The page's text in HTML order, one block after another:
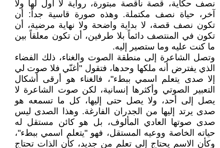
نصف حكاية، قصة ناقصة مبتورة، رواية لا أول لها ولا
آخر، حياة نصف مكتملة. وهذه صورة قاسية جداً: أن
تكون نصف قصة، لا بداية واضحة ولا نهاية مرضية، أن
تكون في المنتصف دائماً بلا طرفين، أن تكون معلقاً بين
ما كنت عليه وما ستصير إليه.
وتصل الشاعرة إلى منطقة الصوت والغناء، ذلك الفضاء
الذي يفترض أنه ملكها وحدها، فتقول "أغنّي فلا صوت لي
إلا صدى يتعلم اسمي ببطء"، فالغناء هو أرقى أشكال
التعبير الصوتي وأكثرها إنسانية، لكن صوت الشاعرة لا
يصل إلى أحد، ولا يصل حتى إليها، كل ما تسمعه هو
صدى يرتد إليها من الجدران الفارغة. وهذا الصدى ليس
صدى صوتها العادي المألوف، بل هو كائن مستقل له
حياته الخاصة ووعيه المستقل، فهو "يتعلم اسمي ببطء"،
وكأن الاسم يحتاج إلى تعلم من جديد، كأن الذات تحتاج